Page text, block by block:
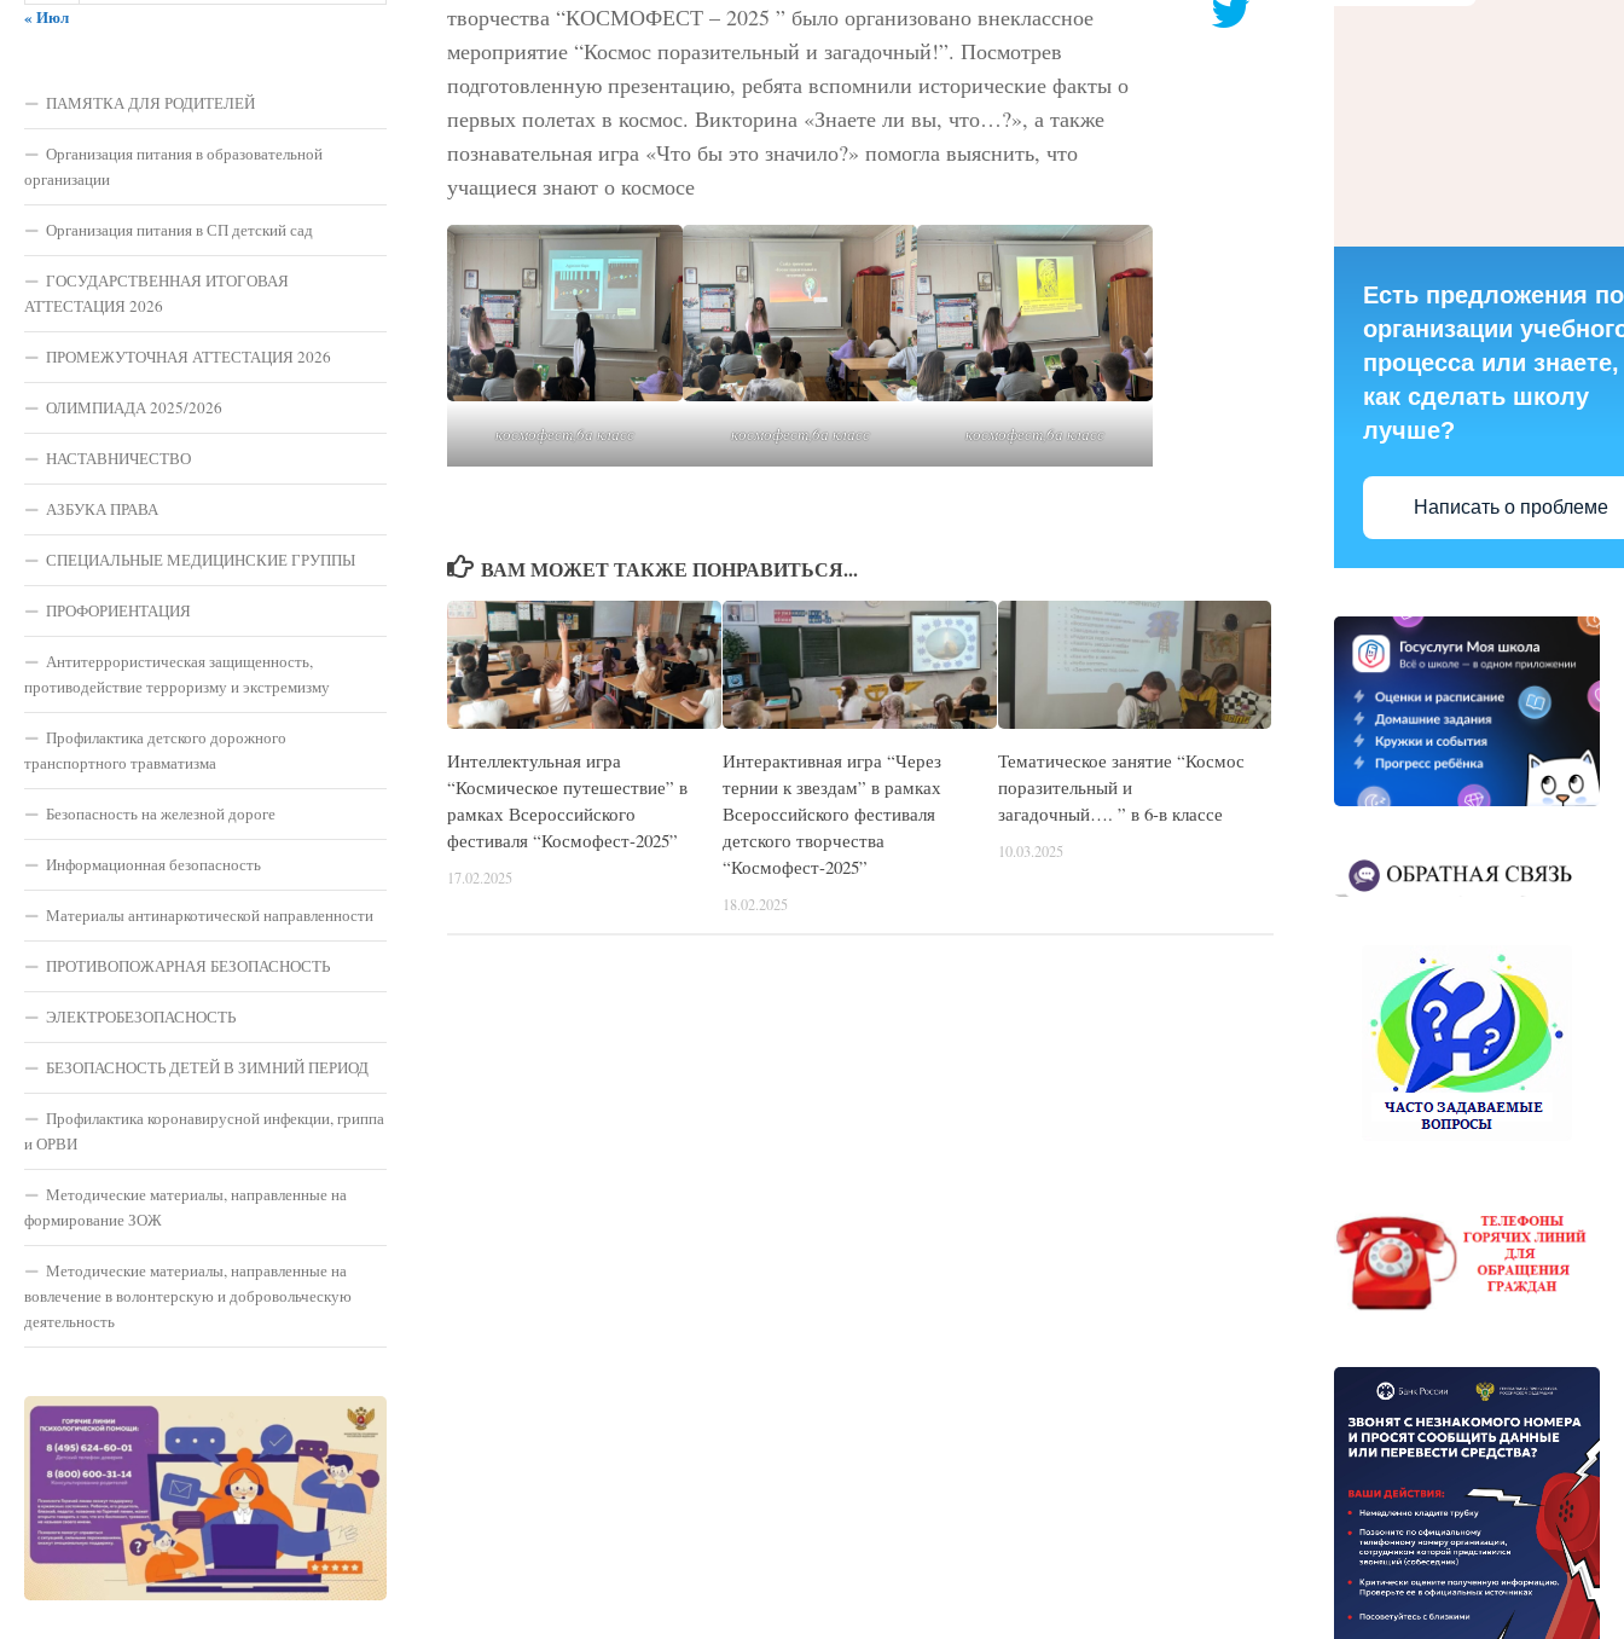
творчества “КОСМОФЕСТ – 2025 ” было организовано внеклассное
мероприятие “Космос поразительный и загадочный!”. Посмотрев
подготовленную презентацию, ребята вспомнили исторические факты о
первых полетах в космос. Викторина «Знаете ли вы, что…?», а также
познавательная игра «Что бы это значило?» помогла выяснить, что
учащиеся знают о космосе
космофест,6а класс космофест,6а класс космофест,6а класс
ВАМ МОЖЕТ ТАКЖЕ ПОНРАВИТЬСЯ...
Интеллектульная игра
“Космическое путешествие” в
рамках Всероссийского
фестиваля “Космофест-2025”
17.02.2025
Интерактивная игра “Через
тернии к звездам” в рамках
Всероссийского фестиваля
детского творчества
“Космофест-2025”
18.02.2025
Тематическое занятие “Космос
поразительный и
загадочный…. ” в 6-в классе
10.03.2025
« Июл
ПАМЯТКА ДЛЯ РОДИТЕЛЕЙ
Организация питания в образовательной
организации
Организация питания в СП детский сад
ГОСУДАРСТВЕННАЯ ИТОГОВАЯ
АТТЕСТАЦИЯ 2026
ПРОМЕЖУТОЧНАЯ АТТЕСТАЦИЯ 2026
ОЛИМПИАДА 2025/2026
НАСТАВНИЧЕСТВО
АЗБУКА ПРАВА
СПЕЦИАЛЬНЫЕ МЕДИЦИНСКИЕ ГРУППЫ
ПРОФОРИЕНТАЦИЯ
Антитеррористическая защищенность,
противодействие терроризму и экстремизму
Профилактика детского дорожного
транспортного травматизма
Безопасность на железной дороге
Информационная безопасность
Материалы антинаркотической направленности
ПРОТИВОПОЖАРНАЯ БЕЗОПАСНОСТЬ
ЭЛЕКТРОБЕЗОПАСНОСТЬ
БЕЗОПАСНОСТЬ ДЕТЕЙ В ЗИМНИЙ ПЕРИОД
Профилактика коронавирусной инфекции, гриппа
и ОРВИ
Методические материалы, направленные на
формирование ЗОЖ
Методические материалы, направленные на
вовлечение в волонтерскую и добровольческую
деятельность
Есть предложения по
организации
процесса или знаете,
как сделать школу
лучше?
Написать о проблеме